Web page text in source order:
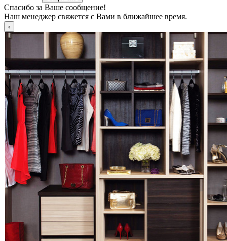
Спасибо за Ваше сообщение!
Наш менеджер свяжется с Вами в ближайшее время.